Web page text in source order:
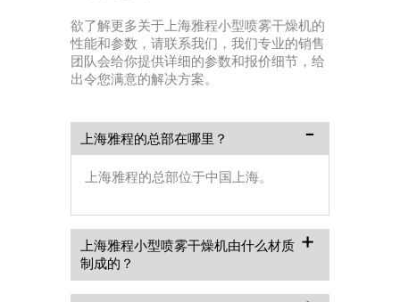
欲了解更多关于上海雅程小型喷雾干燥机的
性能和参数，请联系我们，我们专业的销售
团队会给你提供详细的参数和报价细节，给
出令您满意的解决方案。
上海雅程的总部在哪里？
上海雅程的总部位于中国上海。
上海雅程小型喷雾干燥机由什么材质
制成的？